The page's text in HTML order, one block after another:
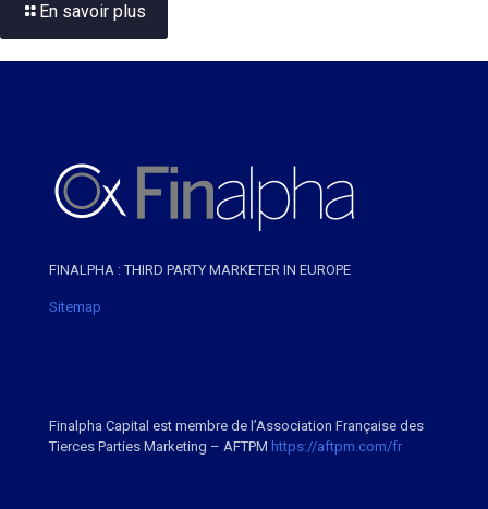
En savoir plus
FINALPHA : THIRD PARTY MARKETER IN EUROPE
Sitemap
Finalpha Capital est membre de l’Association Française des
Tierces Parties Marketing – AFTPM https://aftpm.com/fr